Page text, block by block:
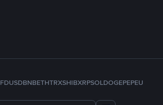
FDUSDBNBETHTRXSHIBXRPSOLDOGEPEPEU